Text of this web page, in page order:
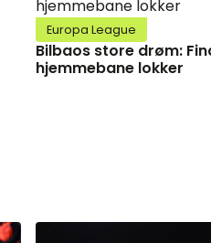
Europa League
Bilbaos store drøm:
hjemmebane lokker